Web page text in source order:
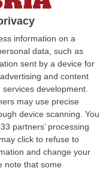
information on a
data, such as
sent by a device for
and content
development.
may use precise
device scanning. You
partners’ processing
click to refuse to
and change your
note that some
vendetta
E la ferocia
pietà: